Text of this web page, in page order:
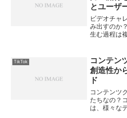
とユーザ
ビデオチャ
み出すのか
生む過程は
力によるも
因がどのよ
TikTok
コンテン
創造性か
ド
コンテンツ
たちなの？
は、様々な